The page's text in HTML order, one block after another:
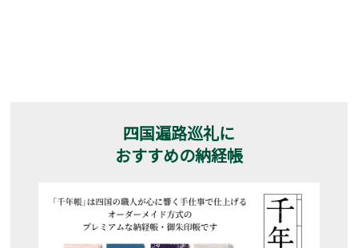
四国遍路巡礼に
おすすめの納経帳